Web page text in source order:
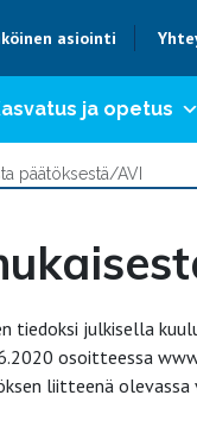
asiointi
ja opetus
päätöksestä/AVI
tiedoksi julkisella
osoitteessa
liitteenä olevassa